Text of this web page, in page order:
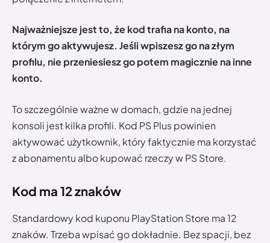
Najważniejsze jest to, że kod trafia na konto, na
którym go aktywujesz. Jeśli wpiszesz go na złym
profilu, nie przeniesiesz go potem magicznie na inne
konto.
To szczególnie ważne w domach, gdzie na jednej
konsoli jest kilka profili. Kod PS Plus powinien
aktywować użytkownik, który faktycznie ma korzystać
z abonamentu albo kupować rzeczy w PS Store.
Kod ma 12 znaków
Standardowy kod kuponu PlayStation Store ma 12
znaków. Trzeba wpisać go dokładnie. Bez spacji, bez